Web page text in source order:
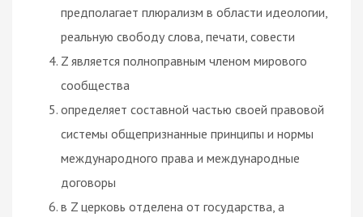
предполагает плюрализм в области идеологии,
реальную свободу слова, печати, совести
Z является полноправным членом мирового
сообщества
определяет составной частью своей правовой
системы общепризнанные принципы и нормы
международного права и международные
договоры
в Z церковь отделена от государства, а